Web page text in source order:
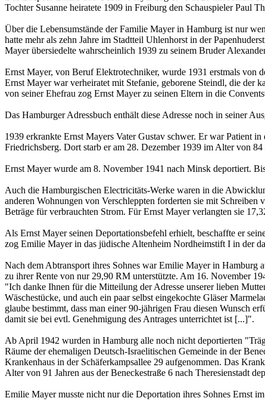
Tochter Susanne heiratete 1909 in Freiburg den Schauspieler Paul
Über die Lebensumstände der Familie Mayer in Hamburg ist nur
hatte mehr als zehn Jahre im Stadtteil Uhlenhorst in der
Mayer übersiedelte wahrscheinlich 1939 zu seinem Bruder
Ernst Mayer, von Beruf Elektrotechniker, wurde 1931 erstmals von
Ernst Mayer war verheiratet mit Stefanie, geborene Steindl, die der
von seiner Ehefrau zog Ernst Mayer zu seinen Eltern in die
Das Hamburger Adressbuch enthält diese Adresse noch in seiner
1939 erkrankte Ernst Mayers Vater Gustav schwer. Er war Patient
Friedrichsberg. Dort starb er am 28. Dezember 1939 im Alter von 84
Ernst Mayer wurde am 8. November 1941 nach Minsk deportiert.
Auch die Hamburgischen Electricitäts-Werke waren in die
anderen Wohnungen von Verschleppten forderten sie mit
Beträge für verbrauchten Strom. Für Ernst Mayer verlangten sie
Als Ernst Mayer seinen Deportationsbefehl erhielt, beschaffte er
zog Emilie Mayer in das jüdische Altenheim Nordheimstift I in der
Nach dem Abtransport ihres Sohnes war Emilie Mayer in Hamburg
zu ihrer Rente von nur 29,90 RM unterstützte. Am 16. November
"Ich danke Ihnen für die Mitteilung der Adresse unserer lieben
Wäschestücke, und auch ein paar selbst eingekochte Gläser
glaube bestimmt, dass man einer 90-jährigen Frau diesen Wunsch
damit sie bei evtl. Genehmigung des Antrages unterrichtet ist [...]".
Ab April 1942 wurden in Hamburg alle noch nicht deportierten
Räume der ehemaligen Deutsch-Israelitischen Gemeinde in der
Krankenhaus in der Schäferkampsallee 29 aufgenommen. Das
Alter von 91 Jahren aus der Beneckestraße 6 nach Theresienstadt
Emilie Mayer musste nicht nur die Deportation ihres Sohnes Ernst